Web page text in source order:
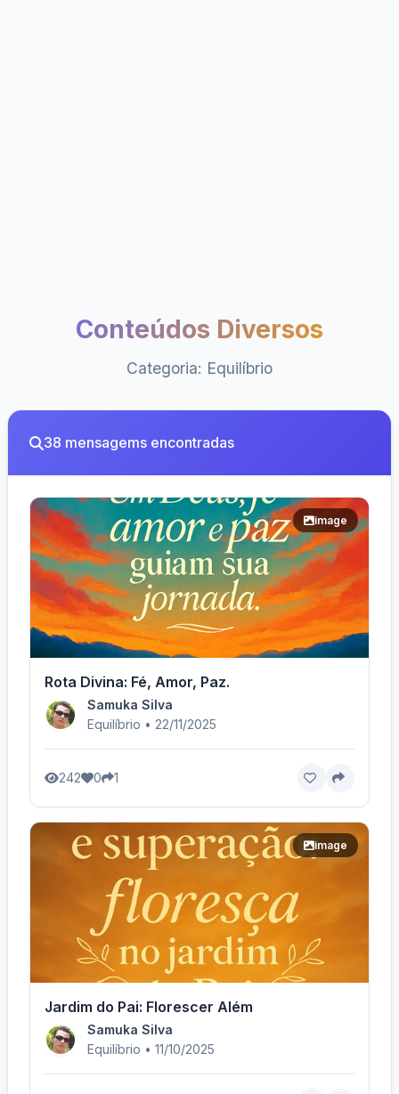
Conteúdos Diversos
Categoria: Equilíbrio
38 mensagems encontradas
image
Rota Divina: Fé, Amor, Paz.
Samuka Silva
Equilíbrio • 22/11/2025
242 0 1
image
Jardim do Pai: Florescer Além
Samuka Silva
Equilíbrio • 11/10/2025